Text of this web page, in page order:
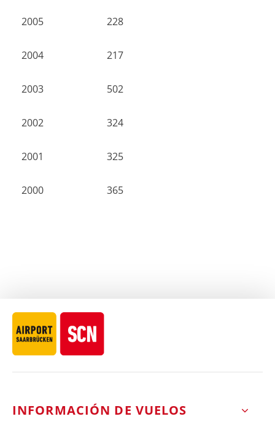
2005 228
2004 217
2003 502
2002 324
2001 325
2000 365
INFORMACIÓN DE VUELOS